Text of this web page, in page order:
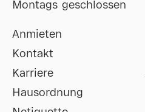
Montags geschlossen
Anmieten
Kontakt
Karriere
Hausordnung